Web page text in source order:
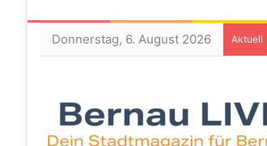
Donnerstag, 6. August 2026 Aktuell